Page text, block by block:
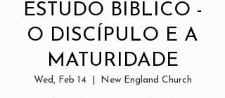
ESTUDO BIBLICO -
O DISCÍPULO E A
MATURIDADE
Wed, Feb 14
  |
New England Church